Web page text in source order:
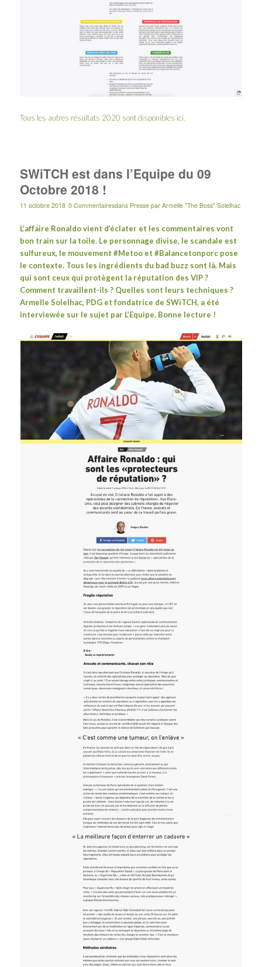
Tous les autres résultats 2020 sont disponibles ici.
SWiTCH est dans l’Equipe du 09
Octobre 2018 !
11 octobre 2018 0 Commentairesdans Presse par Armelle "The Boss" Solelhac
L’affaire Ronaldo vient d’éclater et les commentaires vont
bon train sur la toile. Le personnage divise, le scandale est
sulfureux, le mouvement #Metoo et #Balancetonporc pose
le contexte. Tous les ingrédients du bad buzz sont là. Mais
qui sont ceux qui protègent la réputation des VIP ?
Comment travaillent-ils ? Quelles sont leurs techniques ?
Armelle Solelhac, PDG et fondatrice de SWiTCH, a été
interviewée sur le sujet par L’Equipe. Bonne lecture !